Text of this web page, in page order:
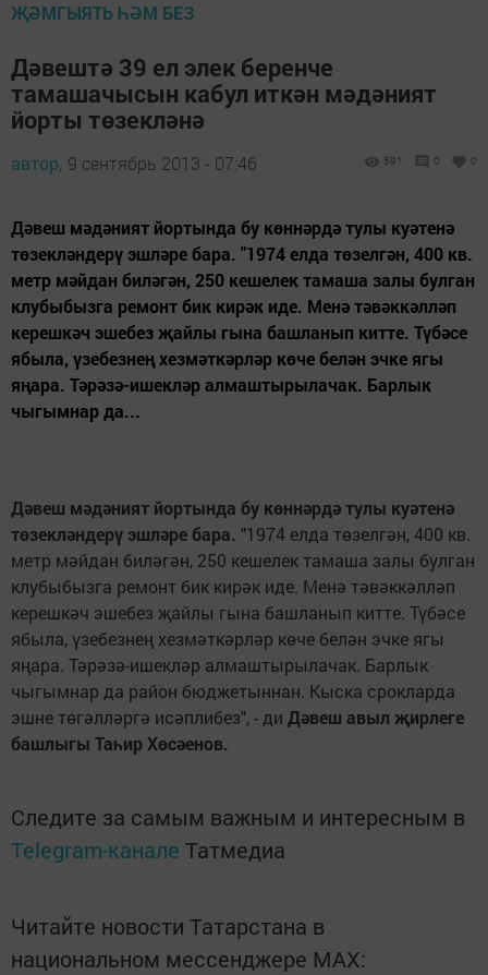
ҖӘМГЫЯТЬ ҺӘМ БЕЗ
Дәвештә 39 ел элек беренче
тамашачысын кабул иткән мәдәният
йорты төзекләнә
автор, 9 сентябрь 2013 - 07:46 591 0 0
Дәвеш мәдәният йортында бу көннәрдә тулы куәтенә
төзекләндерү эшләре бара. "1974 елда төзелгән, 400 кв.
метр мәйдан биләгән, 250 кешелек тамаша залы булган
клубыбызга ремонт бик кирәк иде. Менә тәвәккәлләп
керешкәч эшебез җайлы гына башланып китте. Түбәсе
ябыла, үзебезнең хезмәткәрләр көче белән эчке ягы
яңара. Тәрәзә-ишекләр алмаштырылачак. Барлык
чыгымнар да...
Дәвеш мәдәният йортында бу көннәрдә тулы куәтенә
төзекләндерү эшләре бара. "1974 елда төзелгән, 400 кв.
метр мәйдан биләгән, 250 кешелек тамаша залы булган
клубыбызга ремонт бик кирәк иде. Менә тәвәккәлләп
керешкәч эшебез җайлы гына башланып китте. Түбәсе
ябыла, үзебезнең хезмәткәрләр көче белән эчке ягы
яңара. Тәрәзә-ишекләр алмаштырылачак. Барлык
чыгымнар да район бюджетыннан. Кыска срокларда
эшне төгәлләргә исәплибез", - ди Дәвеш авыл җирлеге
башлыгы Таһир Хөсәенов.
Следите за самым важным и интересным в
Telegram-канале Татмедиа
Читайте новости Татарстана в
национальном мессенджере MАХ: